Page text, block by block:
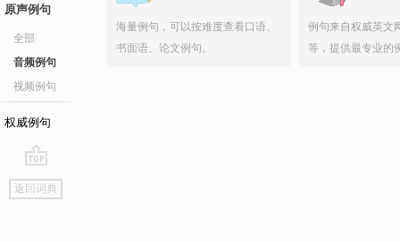
原声例句
全部
音频例句
视频例句
权威例句
go
top
返回词典
海量例句，可以按难度查看口语、
书面语、论文例句。
例句来自权威英文
等，提供最专业的